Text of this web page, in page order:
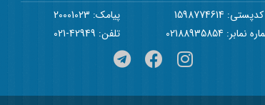
کدپستی: 1598774614
پیامک: 20001023
نمابر: 02188935854
تلفن: 42949-021